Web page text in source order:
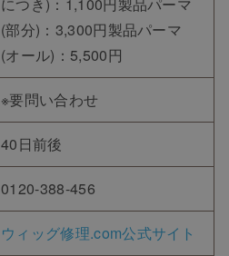
(部分)：3,300円製品パーマ
(オール)：5,500円
※要問い合わせ
40日前後
0120-388-456
ウィッグ修理.com公式サイト